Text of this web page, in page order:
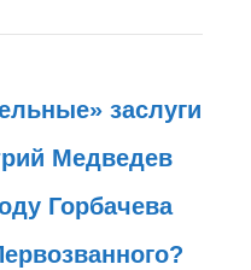
заслуги
Медведев
Горбачева